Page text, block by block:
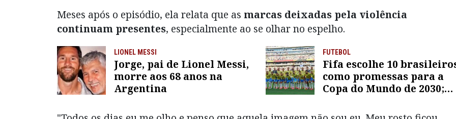
Meses após o episódio, ela relata que as marcas deixadas pela violência
continuam presentes, especialmente ao se olhar no espelho.
LIONEL MESSI
Jorge, pai de Lionel Messi,
morre aos 68 anos na
Argentina
FUTEBOL
Fifa escolhe 10
como promessas para a
Copa do Mundo de 2030;